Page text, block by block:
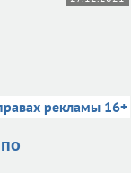
рекламы 16+